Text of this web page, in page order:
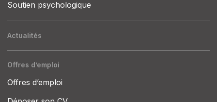
Soutien psychologique
Actualités
Offres d’emploi
Offres d’emploi